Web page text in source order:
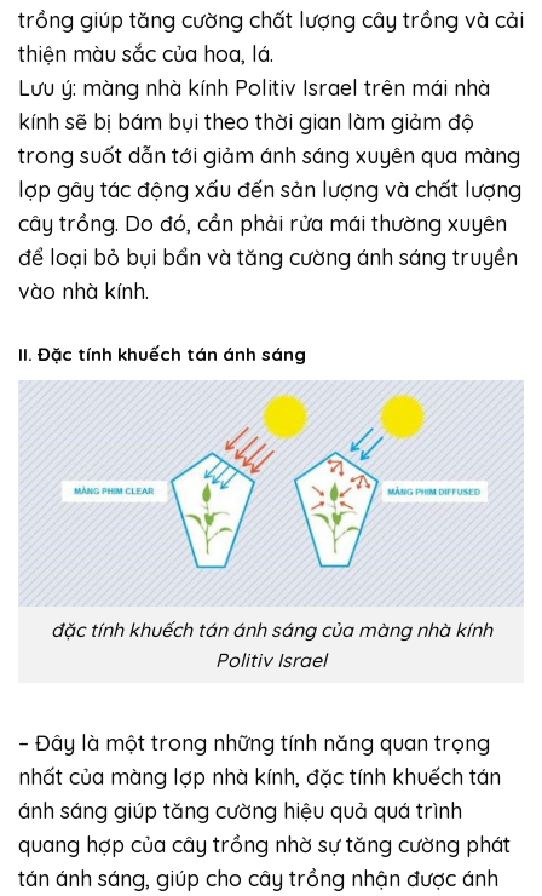
trồng giúp tăng cường chất lượng cây trồng và cải
thiện màu sắc của hoa, lá.
Lưu ý: màng nhà kính Politiv Israel trên mái nhà
kính sẽ bị bám bụi theo thời gian làm giảm độ
trong suốt dẫn tới giảm ánh sáng xuyên qua màng
lợp gây tác động xấu đến sản lượng và chất lượng
cây trồng. Do đó, cần phải rửa mái thường xuyên
để loại bỏ bụi bẩn và tăng cường ánh sáng truyền
vào nhà kính.
II. Đặc tính khuếch tán ánh sáng
đặc tính khuếch tán ánh sáng của màng nhà kính
Politiv Israel
– Đây là một trong những tính năng quan trọng
nhất của màng lợp nhà kính, đặc tính khuếch tán
ánh sáng giúp tăng cường hiệu quả quá trình
quang hợp của cây trồng nhờ sự tăng cường phát
tán ánh sáng, giúp cho cây trồng nhận được ánh